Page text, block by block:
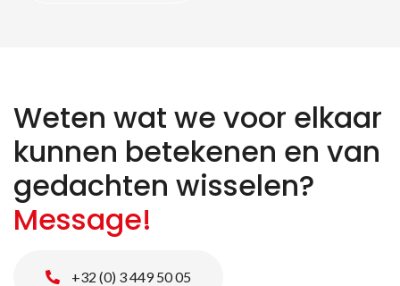
Weten wat we voor elkaar
kunnen betekenen en van
gedachten wisselen?
Message!
+32 (0) 3 449 50 05